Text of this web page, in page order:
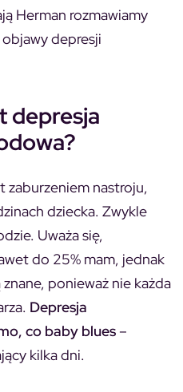
Herman rozmawiamy
depresji
depresja
zaburzeniem nastroju,
dziecka. Zwykle
Uważa się,
do 25% mam, jednak
ponieważ nie każda
Depresja
co baby blues –
kilka dni.